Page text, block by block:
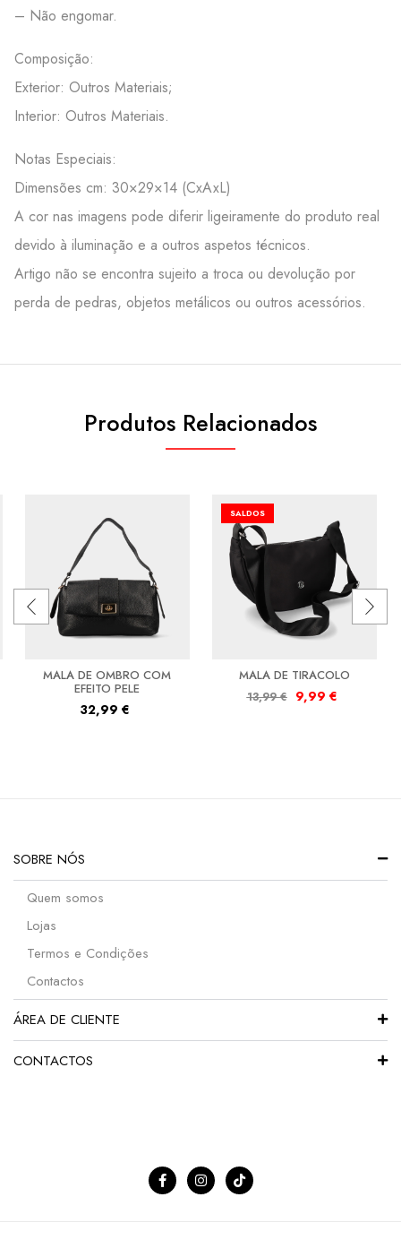
– Não engomar.
Composição:
Exterior: Outros Materiais;
Interior: Outros Materiais.
Notas Especiais:
Dimensões cm: 30×29×14 (CxAxL)
A cor nas imagens pode diferir ligeiramente do produto real
devido à iluminação e a outros aspetos técnicos.
Artigo não se encontra sujeito a troca ou devolução por
perda de pedras, objetos metálicos ou outros acessórios.
Produtos Relacionados
MALA DE OMBRO COM
EFEITO PELE
32,99 €
SALDOS
MALA DE TIRACOLO
13,99€ 9,99 €
SOBRE NÓS
Quem somos
Lojas
Termos e Condições
Contactos
ÁREA DE CLIENTE
CONTACTOS